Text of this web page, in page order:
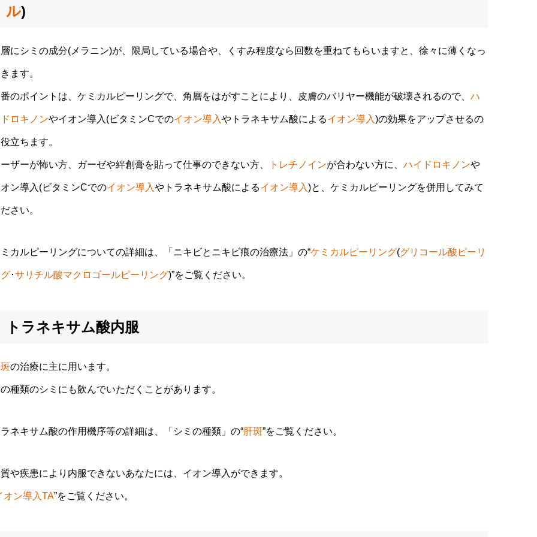
ル)
にシミの成分(メラニン)が、限局している場合や、くすみ程度なら回数を重ねてもらいますと、徐々に薄くなっ
ます。
のポイントは、ケミカルピーリングで、角層をはがすことにより、皮膚のバリヤー機能が破壊されるので、 ハ
ロキノンやイオン導入(ビタミンCでのイオン導入やトラネキサム酸によるイオン導入)の効果をアップさせるの
立ちます。
ザーが怖い方、ガーゼや絆創膏を貼って仕事のできない方、 トレチノインが合わない方に、 ハイドロキノンや
ン導入(ビタミンCでのイオン導入やトラネキサム酸によるイオン導入)と、ケミカルピーリングを併用してみて
さい。
カルピーリングについての詳細は、「ニキビとニキビ痕の治療法」の“ケミカルピーリング(グリコール酸ピーリ
･サリチル酸マクロゴールピーリング)”をご覧ください。
トラネキサム酸内服
の治療に主に用います。
種類のシミにも飲んでいただくことがあります。
ネキサム酸の作用機序等の詳細は、「シミの種類」の“肝斑”をご覧ください。
や疾患により内服できないあなたには、イオン導入ができます。
オン導入TA”をご覧ください。